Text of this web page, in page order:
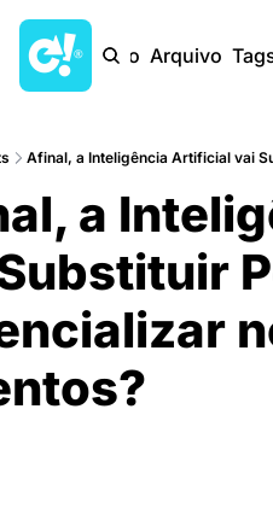
Início Arquivo
Afinal, a Inteligência Artificial vai
a